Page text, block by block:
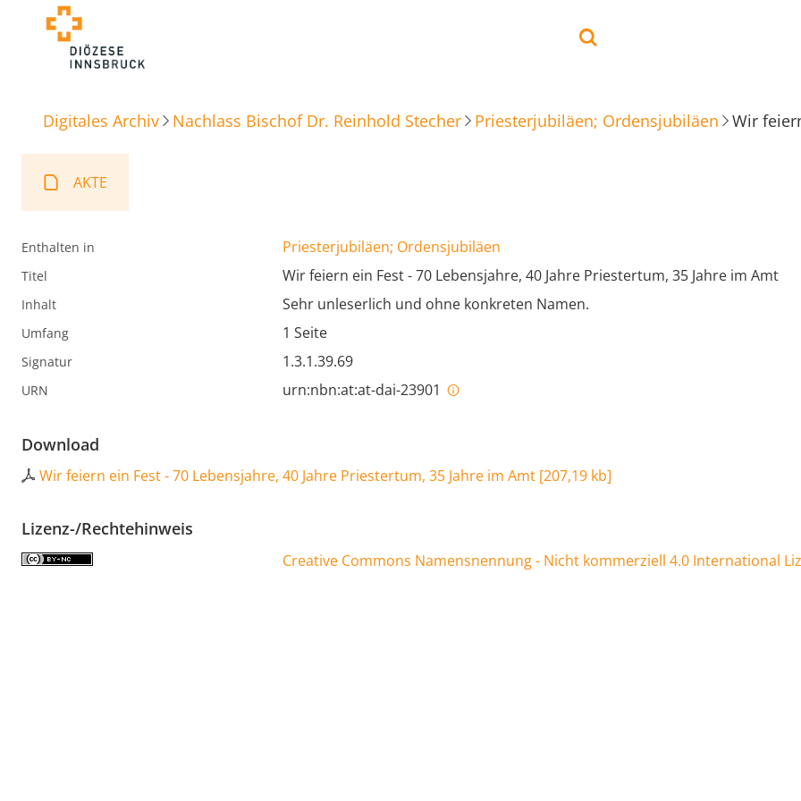
Digitales Archiv Nachlass Bischof Dr. Reinhold Stecher Priesterjubiläen; Ordensjubiläen
AKTE
Enthalten in Priesterjubiläen; Ordensjubiläen
Titel Wir feiern ein Fest - 70 Lebensjahre, 40 Jahre Priestertum, 35 Jahre im Amt
Inhalt Sehr unleserlich und ohne konkreten Namen.
Umfang 1 Seite
Signatur 1.3.1.39.69
URN urn:nbn:at:at-dai-23901
Download
Wir feiern ein Fest - 70 Lebensjahre, 40 Jahre Priestertum, 35 Jahre im Amt [207,19 kb]
Lizenz-/Rechtehinweis
Creative Commons Namensnennung - Nicht kommerziell 4.0 International